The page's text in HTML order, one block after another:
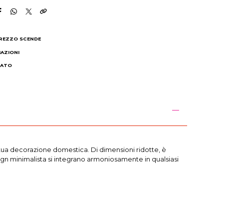
SCENDE
decorazione domestica. Di dimensioni ridotte, è
minimalista si integrano armoniosamente in qualsiasi